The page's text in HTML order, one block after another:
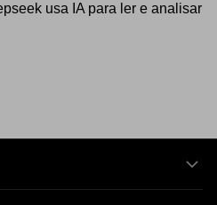
usa IA para ler e analisar